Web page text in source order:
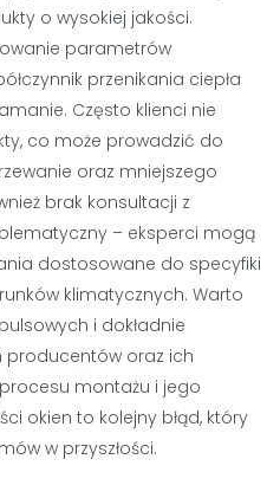
o wysokiej jakości.
parametrów
przenikania ciepła
Często klienci nie
co może prowadzić do
oraz mniejszego
brak konsultacji z
– eksperci mogą
dostosowane do specyfiki
klimatycznych. Warto
i dokładnie
producentów oraz ich
montażu i jego
okien to kolejny błąd, który
w przyszłości.